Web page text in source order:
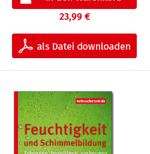
23,99 €